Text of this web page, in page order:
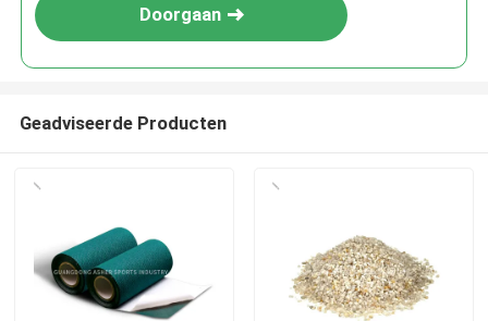
Doorgaan
Geadviseerde Producten